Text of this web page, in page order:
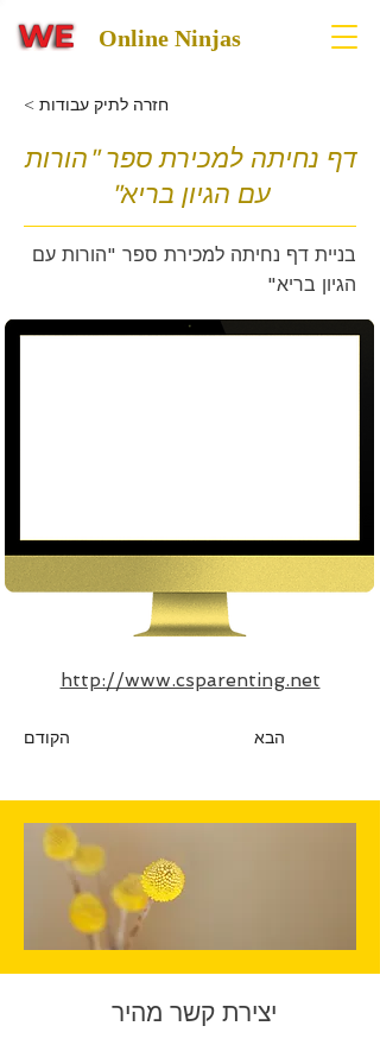
Online Ninjas
< חזרה לתיק עבודות
דף נחיתה למכירת ספר "הורות
עם הגיון בריא"
בניית דף נחיתה למכירת ספר "הורות עם
הגיון בריא"
http://www.csparenting.net
הקודם הבא
יצירת קשר מהיר